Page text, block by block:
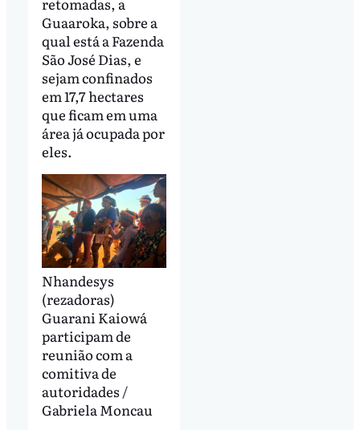
Guaaroka, sobre a
qual está a Fazenda
São José Dias, e
sejam confinados
em 17,7 hectares
que ficam em uma
área já ocupada por
eles.
Nhandesys
(rezadoras)
Guarani Kaiowá
participam de
reunião com a
comitiva de
autoridades /
Gabriela Moncau